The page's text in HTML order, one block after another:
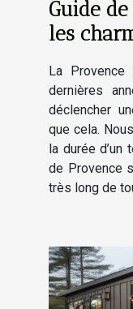
Guide
les
La
dernières
déclencher
que cela.
la durée
de Provence
très long de